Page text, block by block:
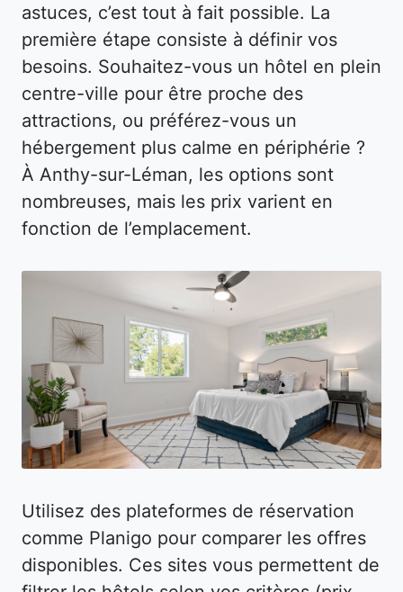
astuces, c’est tout à fait possible. La
première étape consiste à définir vos
besoins. Souhaitez-vous un hôtel en plein
centre-ville pour être proche des
attractions, ou préférez-vous un
hébergement plus calme en périphérie ?
À Anthy-sur-Léman, les options sont
nombreuses, mais les prix varient en
fonction de l’emplacement.
Utilisez des plateformes de réservation
comme Planigo pour comparer les offres
disponibles. Ces sites vous permettent de